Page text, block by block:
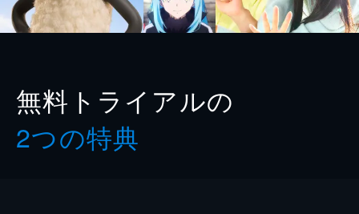
無料トライアルの
2つの特典